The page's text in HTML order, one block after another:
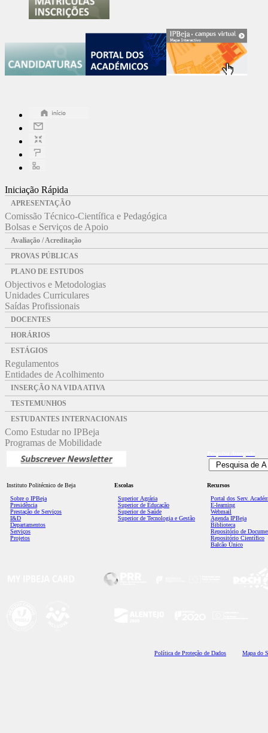
Iniciação Rápida
APRESENTAÇÃO
Comissão Técnico-Científica e Pedagógica
Bolsas e Serviços de Apoio
Avaliação / Acreditação
PROVAS PÚBLICAS
PLANO DE ESTUDOS
Objectivos e Metodologias
Unidades Curriculares
Saídas Profissionais
DOCENTES
HORÁRIOS
ESTÁGIOS
Regulamentos
Entidades de Acolhimento
INSERÇÃO NA VIDA ATIVA
TESTEMUNHOS
ESTUDANTES INTERNACIONAIS
Como Estudar no IPBeja
Programas de Mobilidade
Instituto Politécnico de Beja
Sobre o IPBeja
Presidência
Prestação de Serviços
I&D
Departamentos
Serviços
Projetos
Escolas
Superior Agrária
Superior de Educação
Superior de Saúde
Superior de Tecnologia e Gestão
Recursos
Portal dos Serv.
E-learning
Webmail
Agenda IPBeja
Biblioteca
Repositório de
Repositório Científico
Balcão Único
Política de Proteção de Dados Mapa do